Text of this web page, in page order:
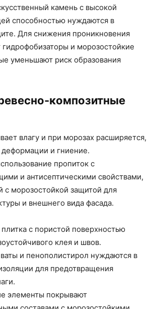
камень с высокой
способностью нуждаются в
Для снижения проникновения
и морозостойкие
уменьшают риск образования
композитные
влагу и при морозах расширяется,
и гниение.
пропиток с
и антисептическими свойствами,
с морозостойкой защитой для
и внешнего вида фасада.
с пористой поверхностью
клея и швов.
и пенополистирол нуждаются в
для предотвращения
элементы покрывают